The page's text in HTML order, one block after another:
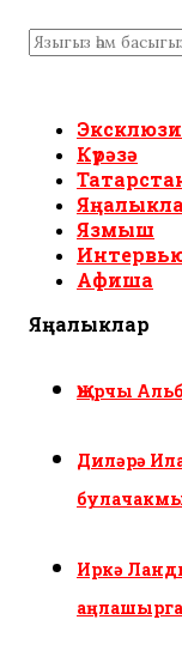
Күрәзә
Язмыш
Афиша
Яңалыклар
Җырчы
Диләрә
Иркә
аңлашырга